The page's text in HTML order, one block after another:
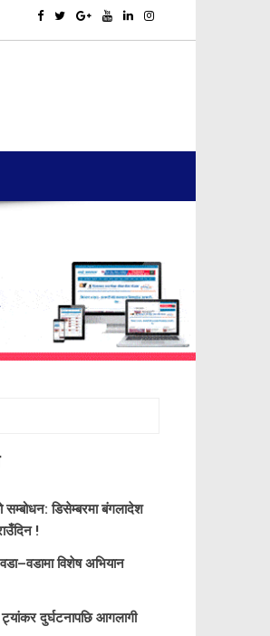
सम्बोधन: डिसेम्बरमा बंगलादेश
!
वडा–वडामा विशेष अभियान
दुर्घटनापछि आगलागी